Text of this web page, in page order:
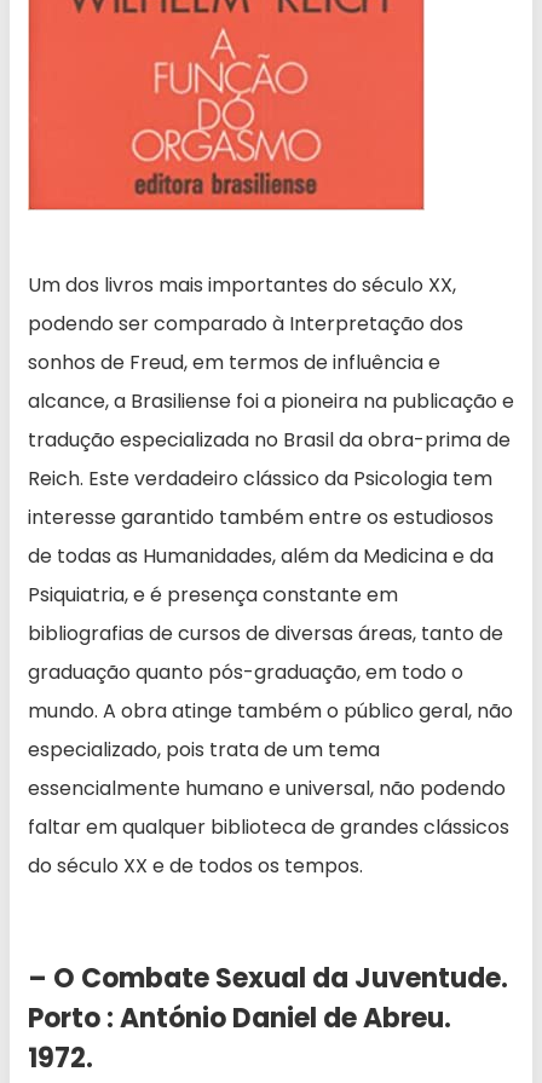
Um dos livros mais importantes do século XX,
podendo ser comparado à Interpretação dos
sonhos de Freud, em termos de influência e
alcance, a Brasiliense foi a pioneira na publicação e
tradução especializada no Brasil da obra-prima de
Reich. Este verdadeiro clássico da Psicologia tem
interesse garantido também entre os estudiosos
de todas as Humanidades, além da Medicina e da
Psiquiatria, e é presença constante em
bibliografias de cursos de diversas áreas, tanto de
graduação quanto pós-graduação, em todo o
mundo. A obra atinge também o público geral, não
especializado, pois trata de um tema
essencialmente humano e universal, não podendo
faltar em qualquer biblioteca de grandes clássicos
do século XX e de todos os tempos.
– O Combate Sexual da Juventude.
Porto : António Daniel de Abreu.
1972.